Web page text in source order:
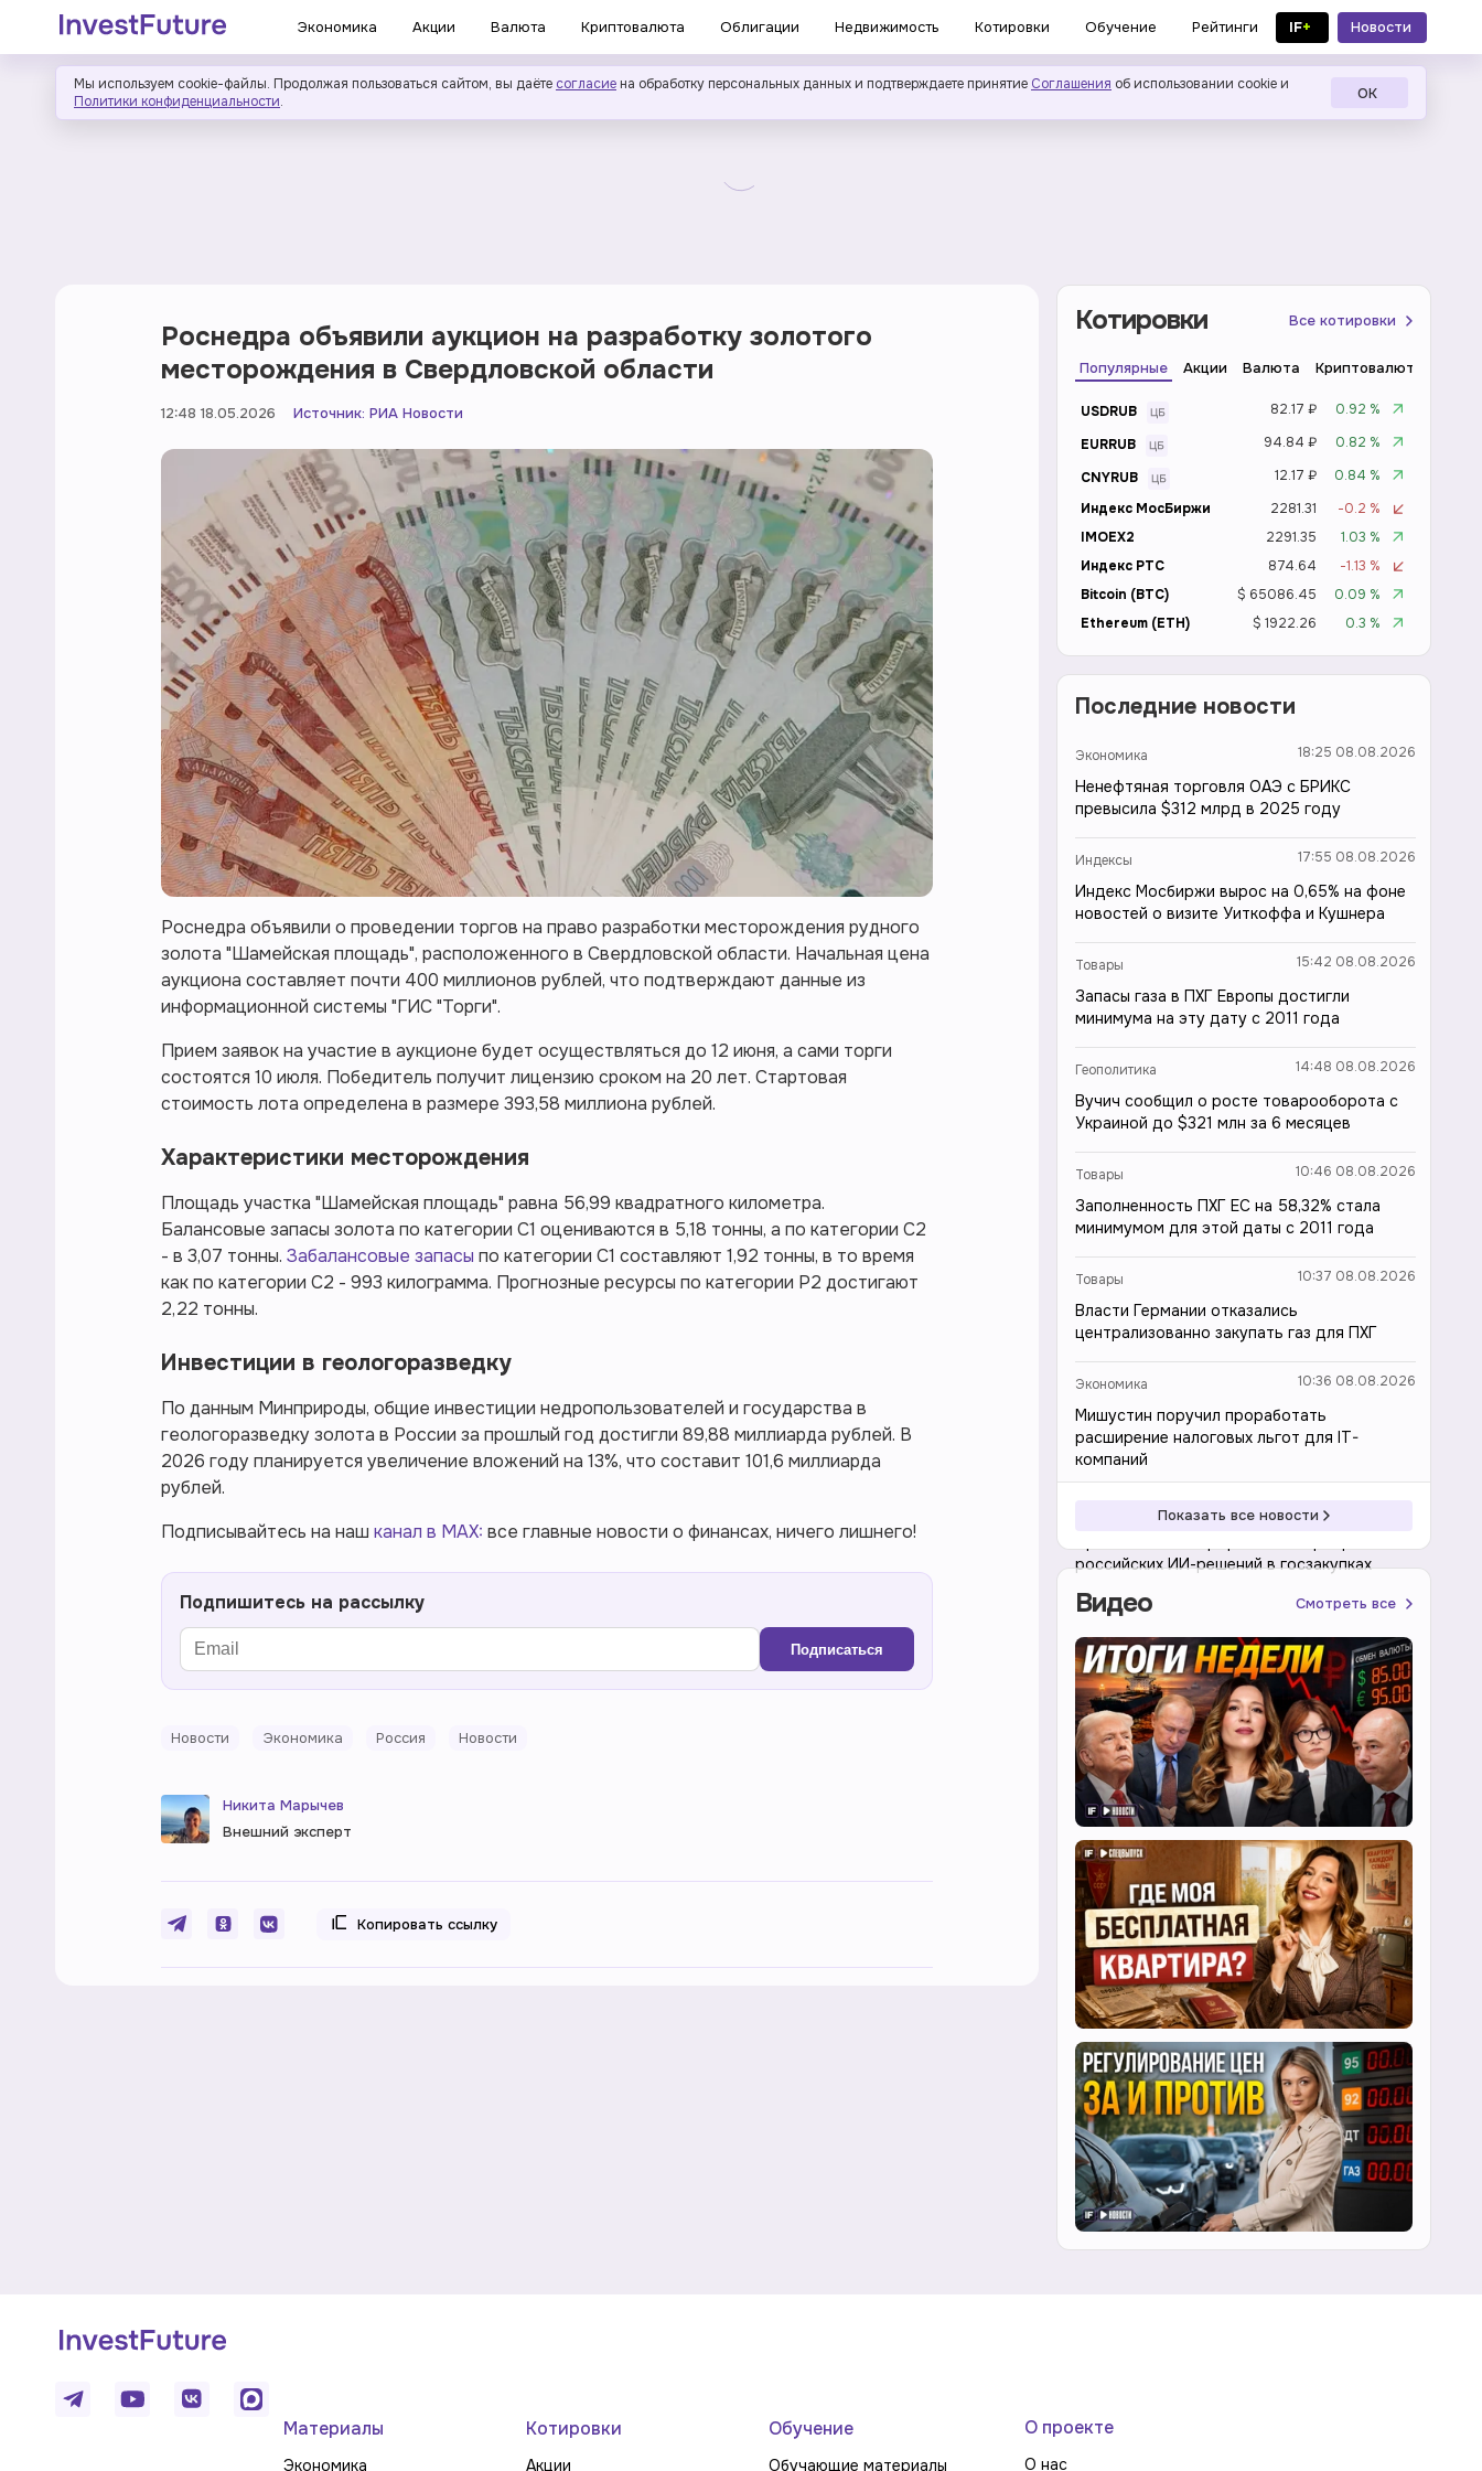
Экономика Акции Валюта Криптовалюта Облигации Недвижимость Котировки Обучение Рейтинги IF+
Новости
в MAX
Мы используем cookie-файлы. Продолжая пользоваться сайтом, вы даёте согласие на обработку персональных данных и подтверждаете принятие Соглашения об использовании cookie и
Политики конфиденциальности. ОК
Роснедра объявили аукцион на разработку золотого
месторождения в Свердловской области
12:48 18.05.2026 Источник: РИА Новости
Роснедра объявили о проведении торгов на право разработки месторождения рудного
золота "Шамейская площадь", расположенного в Свердловской области. Начальная цена
аукциона составляет почти 400 миллионов рублей, что подтверждают данные из
информационной системы "ГИС "Торги".
Прием заявок на участие в аукционе будет осуществляться до 12 июня, а сами торги
состоятся 10 июля. Победитель получит лицензию сроком на 20 лет. Стартовая
стоимость лота определена в размере 393,58 миллиона рублей.
Характеристики месторождения
Площадь участка "Шамейская площадь" равна 56,99 квадратного километра.
Балансовые запасы золота по категории С1 оцениваются в 5,18 тонны, а по категории С2
- в 3,07 тонны. Забалансовые запасы по категории С1 составляют 1,92 тонны, в то время
как по категории С2 - 993 килограмма. Прогнозные ресурсы по категории Р2 достигают
2,22 тонны.
Инвестиции в геологоразведку
По данным Минприроды, общие инвестиции недропользователей и государства в
геологоразведку золота в России за прошлый год достигли 89,88 миллиарда рублей. В
2026 году планируется увеличение вложений на 13%, что составит 101,6 миллиарда
рублей.
Подписывайтесь на наш канал в MAX: все главные новости о финансах, ничего лишнего!
Подпишитесь на рассылку
Подписаться
Новости Экономика Россия Новости
Никита Марычев
Внешний эксперт
Копировать ссылку
Котировки Все котировки
Популярные Акции Валюта Криптовалюта
USDRUB 82.17 ₽
0.92 %
EURRUB
94.84 ₽
0.82 %
CNYRUB
12.17 ₽
0.84 %
Индекс МосБиржи
2281.31
-0.2 %
IMOEX2
2291.35
1.03 %
Индекс РТС
874.64
-1.13 %
Bitcoin (BTC)
$ 65086.45
0.09 %
Ethereum (ETH)
$ 1922.26 0.3 %
Последние новости
Экономика 18:25 08.08.2026
Ненефтяная торговля ОАЭ с БРИКС
превысила $312 млрд в 2025 году
Индексы 17:55 08.08.2026
Индекс Мосбиржи вырос на 0,65% на фоне
новостей о визите Уиткоффа и Кушнера
Товары 15:42 08.08.2026
Запасы газа в ПХГ Европы достигли
минимума на эту дату с 2011 года
Геополитика 14:48 08.08.2026
Вучич сообщил о росте товарооборота с
Украиной до $321 млн за 6 месяцев
Товары 10:46 08.08.2026
Заполненность ПХГ ЕС на 58,32% стала
минимумом для этой даты с 2011 года
Товары 10:37 08.08.2026
Власти Германии отказались
централизованно закупать газ для ПХГ
Экономика 10:36 08.08.2026
Мишустин поручил проработать
расширение налоговых льгот для IT-
компаний
10:02 08.08.2026
российских ИИ-решений в госзакупках
Показать все новости
Видео Смотреть все
Материалы
Экономика
Котировки
Акции
Обучение
Обучающие материалы
О проекте
О нас